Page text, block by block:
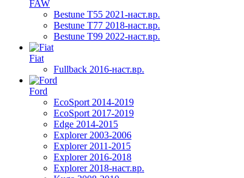
FAW
Bestune T55 2021-наст.вр.
Bestune T77 2018-наст.вр.
Bestune T99 2022-наст.вр.
Fiat
Fullback 2016-наст.вр.
Ford
EcoSport 2014-2019
EcoSport 2017-2019
Edge 2014-2015
Explorer 2003-2006
Explorer 2011-2015
Explorer 2016-2018
Explorer 2018-наст.вр.